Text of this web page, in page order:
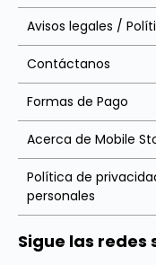
Avisos legales /
Contáctanos
Formas de Pago
Acerca de Mobile
Política de
personales
Sigue las redes